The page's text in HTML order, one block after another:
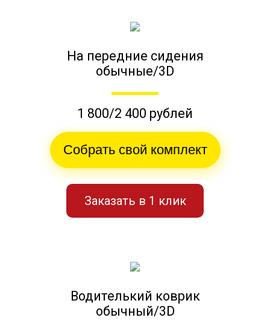
На передние сидения
обычные/3D
1 800/2 400 рублей
Собрать свой комплект
Заказать в 1 клик
Водителький коврик
обычный/3D